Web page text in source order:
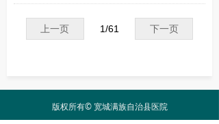
上一页 下一页
1/61
版权所有© 宽城满族自治县医院